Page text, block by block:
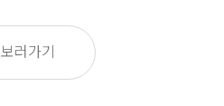
러가기